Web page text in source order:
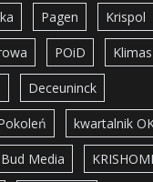
Pagen Krispol
POiD
Deceuninck
kwartalnik
Media